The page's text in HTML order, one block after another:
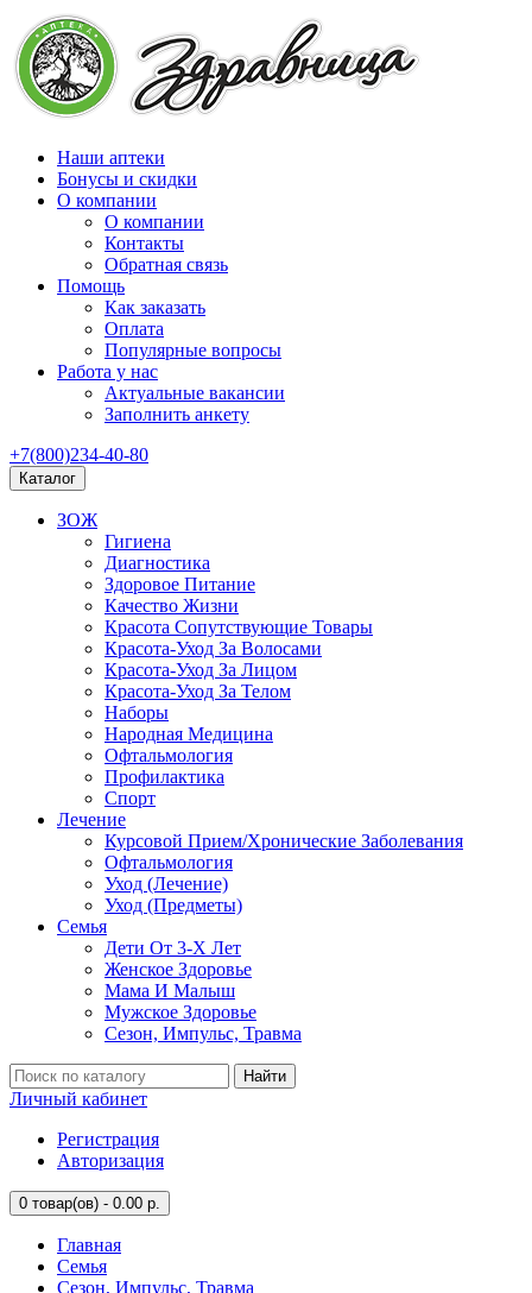
Наши аптеки
Бонусы и скидки
О компании
О компании
Контакты
Обратная связь
Помощь
Как заказать
Оплата
Популярные вопросы
Работа у нас
Актуальные вакансии
Заполнить анкету
+7(800)234-40-80
Каталог
ЗОЖ
Гигиена
Диагностика
Здоровое Питание
Качество Жизни
Красота Сопутствующие Товары
Красота-Уход За Волосами
Красота-Уход За Лицом
Красота-Уход За Телом
Наборы
Народная Медицина
Офтальмология
Профилактика
Спорт
Лечение
Курсовой Прием/Хронические Заболевания
Офтальмология
Уход (Лечение)
Уход (Предметы)
Семья
Дети От 3-Х Лет
Женское Здоровье
Мама И Малыш
Мужское Здоровье
Сезон, Импульс, Травма
Найти
Личный кабинет
Регистрация
Авторизация
0 товар(ов) - 0.00 р.
Главная
Семья
Сезон, Импульс, Травма